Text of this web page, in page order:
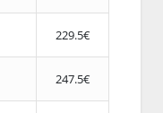
229.5€
247.5€